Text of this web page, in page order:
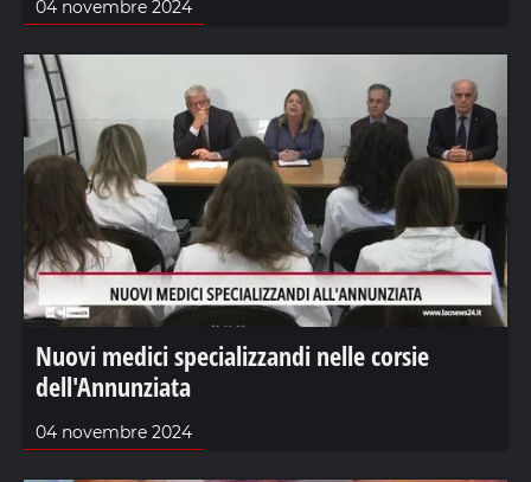
04 novembre 2024
Nuovi medici specializzandi nelle corsie
dell'Annunziata
04 novembre 2024